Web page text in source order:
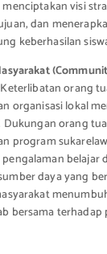
visi
dan
keberhasilan
Keterlibatan orang
organisasi lokal
Dukungan orang
program
belajar
daya yang
bersama terhadap